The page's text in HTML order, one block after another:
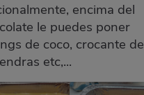
encima del
le puedes poner
de coco, crocante de
etc,...